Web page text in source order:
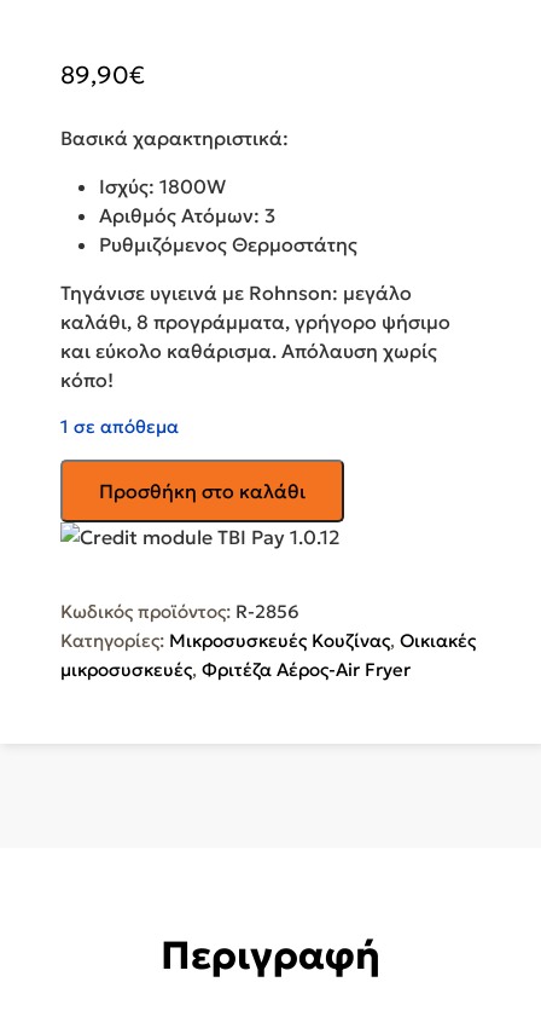
89,90€
Βασικά χαρακτηριστικά:
Ισχύς: 1800W
Αριθμός Ατόμων: 3
Ρυθμιζόμενος Θερμοστάτης
Τηγάνισε υγιεινά με Rohnson: μεγάλο
καλάθι, 8 προγράμματα, γρήγορο ψήσιμο
και εύκολο καθάρισμα. Απόλαυση χωρίς
κόπο!
1 σε απόθεμα
Fryer
R-
2856
ποσότητα
Προσθήκη στο καλάθι
Κωδικός προϊόντος: R-2856
Κατηγορίες: Μικροσυσκευές Κουζίνας, Οικιακές
μικροσυσκευές, Φριτέζα Αέρος-Air Fryer
Περιγραφή